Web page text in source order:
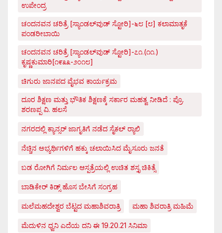
ಉಪೇಂದ್ರ
ಚಂದನವನ ಚರಿತ್ರೆ [ಸ್ಯಾಂಡಲ್‌ವುಡ್ ಸ್ಟೋರಿ]-೬೮ [೮] ಕಲಾಮಾತೃಕೆ
ಪಂಡರೀಬಾಯಿ
ಚಂದನವನ ಚರಿತ್ರೆ [ಸ್ಯಾಂಡಲ್‌ವುಡ್ ಸ್ಟೋರಿ]-೭೧.(೧೧.)
ಕೃಷ್ಣಕುಮಾರಿ[೧೯೩೩-೨೦೧೮]
ಚಿಗುರು ಜಾನಪದ ವೈಭವ ಕಾರ್ಯಕ್ರಮ
ದೂರ ಶಿಕ್ಷಣ ಮತ್ತು ಭೌತಿಕ ಶಿಕ್ಷಣಕ್ಕೆ ಸರ್ಕಾರ ಮಹತ್ವ ನೀಡಿದೆ : ಪ್ರೊ.
ಶರಣಪ್ಪ ವಿ. ಹಲಸೆ
ನಗರದಲ್ಲಿ ಕ್ಯಾನ್ಸರ್ ಜಾಗೃತಿಗೆ ನಡೆದ ಸೈಕಲ್ ರ್‍ಯಾಲಿ
ನೆಚ್ಚಿನ ಅಭ್ಯರ್ಥಿಗಳಿಗೆ ಹಕ್ಕು ಚಲಾಯಿಸಿದ ಮೈಸೂರು ಜನತೆ
ಬಡ ರೋಗಿಗೆ ನಿರ್ಮಲ ಆಸ್ಪತ್ರೆಯಲ್ಲಿ ಉಚಿತ ಶಸ್ತೃ ಚಿಕಿತ್ಸೆ
ಬಾಡಿಕೇರ್ ಕಿಡ್ಸ್ ಹೊಸ ಬೇಸಿಗೆ ಸಂಗ್ರಹ
ಮಲೆಮಹದೇಶ್ವರ ಬೆಟ್ಟದ ಮಹಾಶಿವರಾತ್ರಿ ಮಹಾ ಶಿವರಾತ್ರಿ ಮಹಿಮೆ
ಮೆದುಳಿನ ಧ್ವನಿ ಎದೆಯ ದನಿ ಈ 19.20.21 ಸಿನಿಮಾ